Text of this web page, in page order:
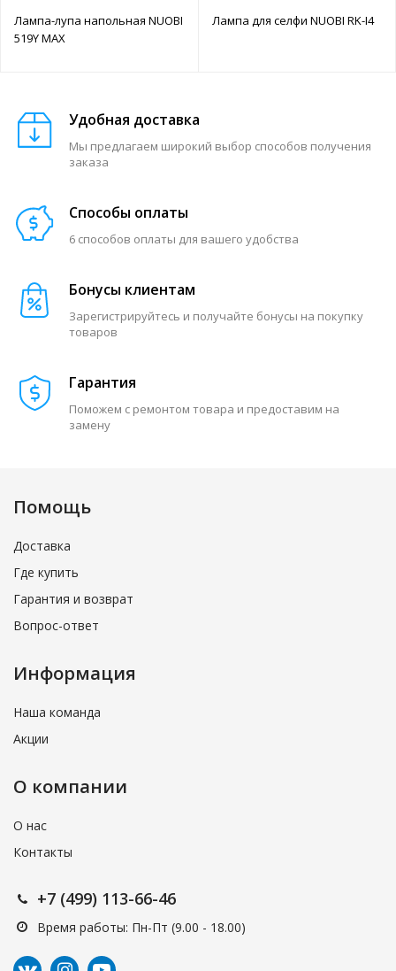
Лампа-лупа напольная NUOBI
519Y MAX
Лампа для селфи NUOBI RK-I4
Удобная доставка
Мы предлагаем широкий выбор способов получения
заказа
Способы оплаты
6 способов оплаты для вашего удобства
Бонусы клиентам
Зарегистрируйтесь и получайте бонусы на покупку
товаров
Гарантия
Поможем с ремонтом товара и предоставим на
замену
Помощь
Доставка
Где купить
Гарантия и возврат
Вопрос-ответ
Информация
Наша команда
Акции
О компании
О нас
Контакты
+7 (499) 113-66-46
Время работы: Пн-Пт (9.00 - 18.00)